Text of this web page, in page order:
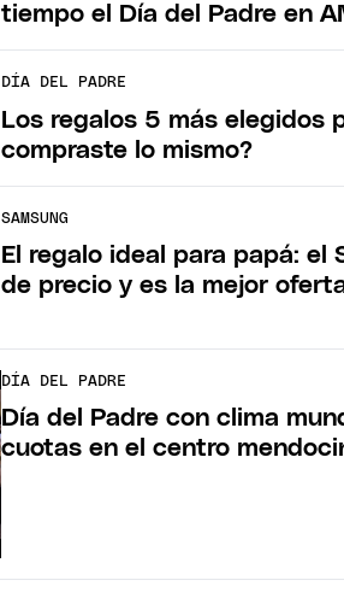
tiempo el Día del Padre en
DÍA DEL PADRE
Los regalos 5 más elegidos
compraste lo mismo?
SAMSUNG
El regalo ideal para papá: el
de precio y es la mejor
DÍA DEL PADRE
Día del Padre con clima
cuotas en el centro